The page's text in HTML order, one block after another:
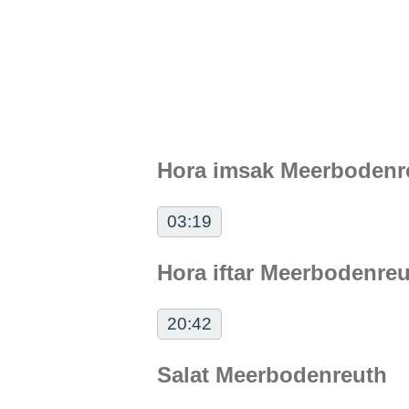
Hora imsak
03:19
Hora iftar
20:42
Salat Meerbodenreuth